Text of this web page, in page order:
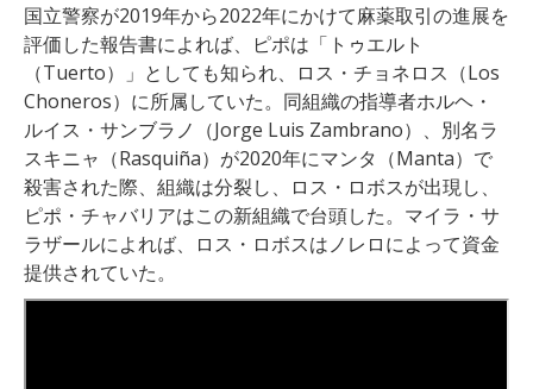
国立警察が2019年から2022年にかけて麻薬取引の進展を
評価した報告書によれば、ピポは「トゥエルト
（Tuerto）」としても知られ、ロス・チョネロス（Los
Choneros）に所属していた。同組織の指導者ホルヘ・
ルイス・サンブラノ（Jorge Luis Zambrano）、別名ラ
スキニャ（Rasquiña）が2020年にマンタ（Manta）で
殺害された際、組織は分裂し、ロス・ロボスが出現し、
ピポ・チャバリアはこの新組織で台頭した。マイラ・サ
ラザールによれば、ロス・ロボスはノレロによって資金
提供されていた。